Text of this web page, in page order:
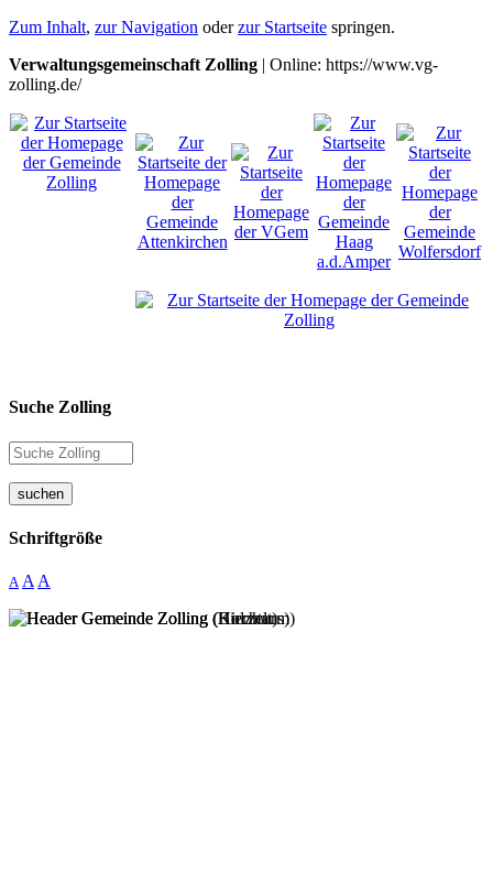
Zum Inhalt, zur Navigation oderzur Startseite springen.
Verwaltungsgemeinschaft Zolling | Online: https://www.vg-
zolling.de/
Suche Zolling
suchen
Schriftgröße
A A A